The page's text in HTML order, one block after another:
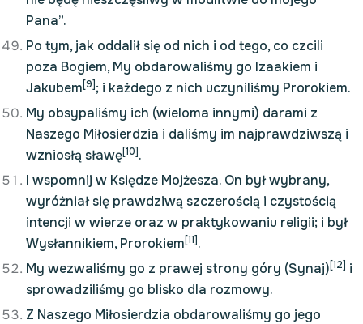
Pana”.
Po tym, jak oddalił się od nich i od tego, co czcili
poza Bogiem, My obdarowaliśmy go Izaakiem i
Jakubem[9]; i każdego z nich uczyniliśmy Prorokiem.
My obsypaliśmy ich (wieloma innymi) darami z
Naszego Miłosierdzia i daliśmy im najprawdziwszą i
wzniosłą sławę[10].
I wspomnij w Księdze Mojżesza. On był wybrany,
wyróżniał się prawdziwą szczerością i czystością
intencji w wierze oraz w praktykowaniu religii; i był
Wysłannikiem, Prorokiem[11].
My wezwaliśmy go z prawej strony góry (Synaj)[12] i
sprowadziliśmy go blisko dla rozmowy.
Z Naszego Miłosierdzia obdarowaliśmy go jego